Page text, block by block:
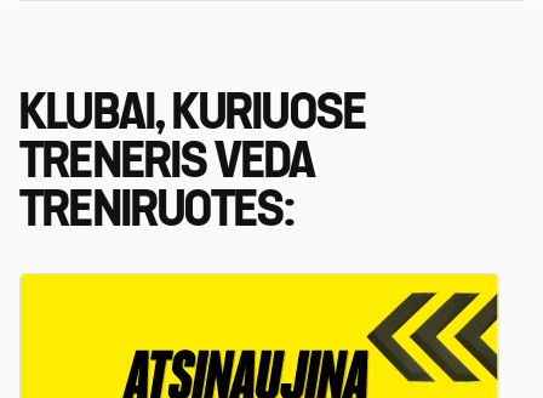
KLUBAI, KURIUOSE
TRENERIS VEDA
TRENIRUOTES: